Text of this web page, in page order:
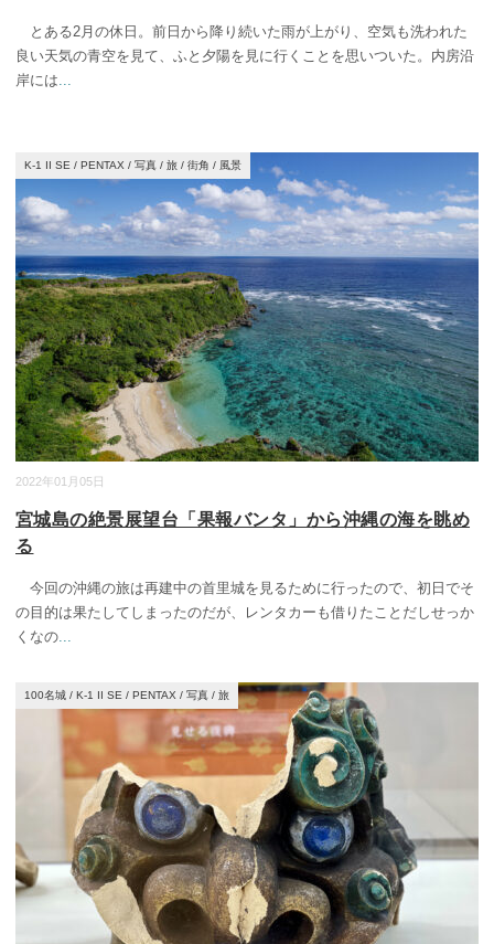
とある2月の休日。前日から降り続いた雨が上がり、空気も洗われた
良い天気の青空を見て、ふと夕陽を見に行くことを思いついた。内房沿
岸には...
2022年01月05日
K-1 II SE / PENTAX / 写真 / 旅 / 街角 / 風景
宮城島の絶景展望台「果報バンタ」から沖縄の海を眺め
る
今回の沖縄の旅は再建中の首里城を見るために行ったので、初日でそ
の目的は果たしてしまったのだが、レンタカーも借りたことだしせっか
くなの...
100名城 / K-1 II SE / PENTAX / 写真 / 旅